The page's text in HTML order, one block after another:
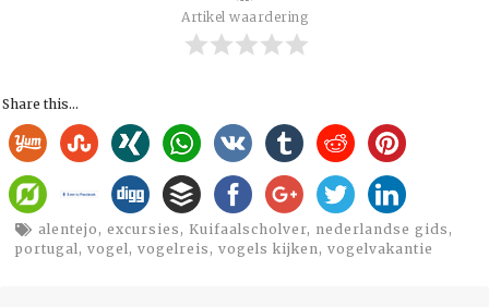
Artikel waardering
Share this...
alentejo , excursies , Kuifaalscholver, nederlandse gids ,
portugal , vogel , vogelreis , vogels kijken , vogelvakantie